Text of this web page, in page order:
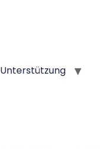
Unterstützung